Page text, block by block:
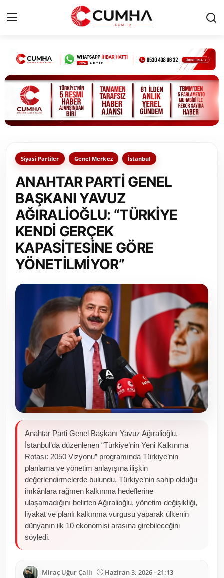
Kurumsal
Cumhurbaşkanlığı
Bakanlıklar
Siyasi Partiler
Yerel Yönetimler
Mülki İdare
Toplum ve Yaşam
Sivil Toplum Kuruluşları
Kamu Kurumları ve Üst Kurullar
Resmi Reklamlar
Siyasi Partiler Genel Merkez İstanbul
ANAHTAR PARTİ GENEL
BAŞKANI YAVUZ
AĞIRALİOĞLU: “TÜRKİYE
KENDİ GERÇEK
KAPASİTESİNE GÖRE
YÖNETİLMİYOR”
Anahtar Parti Genel Başkanı Yavuz Ağıralioğlu,
İstanbul’da düzenlenen “Türkiye’nin Yeni Kalkınma
Rotası: 2050 Vizyonu” programında Türkiye’nin
planlama ve yönetim anlayışına ilişkin
değerlendirmelerde bulundu. Türkiye’nin sahip olduğu
imkânlara rağmen kalkınma hedeflerine
ulaşamadığını belirten Ağıralioğlu, yönetim değişikliği,
liyakat ve planlı kalkınma vurgusu yaparak ülkenin
dünyanın ilk 10 ekonomisi arasına girebileceğini
söyledi.
Miraç Uğur Çallı Haziran 3, 2026 - 21:13